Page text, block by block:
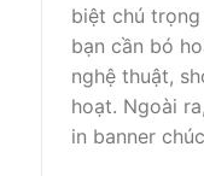
biệt chú trọng
bạn cần bó
nghệ thuật,
hoạt. Ngoài
in banner